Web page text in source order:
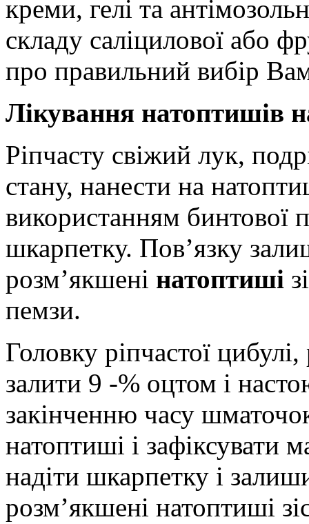
креми, гелі та
складу саліцилової або
про правильний вибір
Лікування натоптишів
Ріпчасту свіжий лук,
стану, нанести на
використанням бинтової
шкарпетку. Пов’язку
розм’якшені натоптиші
пемзи.
Головку ріпчастої
залити 9 -% оцтом і
закінченню часу
натоптиші і зафіксувати
надіти шкарпетку і
розм’якшені натоптиші